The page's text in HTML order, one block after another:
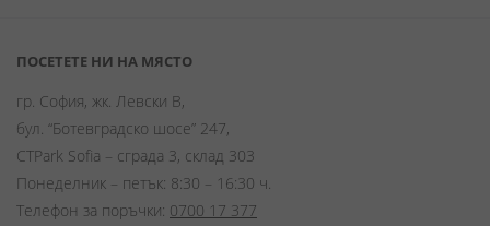
ПОСЕТЕТЕ НИ НА МЯСТО
гр. София, жк. Левски В,
бул. “Ботевградско шосе” 247,
CTPark Sofia – сграда 3, склад 303
Понеделник – петък: 8:30 – 16:30 ч.
Телефон за поръчки: 0700 17 377